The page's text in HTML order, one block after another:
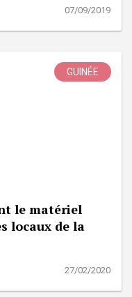
07/09/2019
GUINÉE
le matériel
locaux de la
27/02/2020